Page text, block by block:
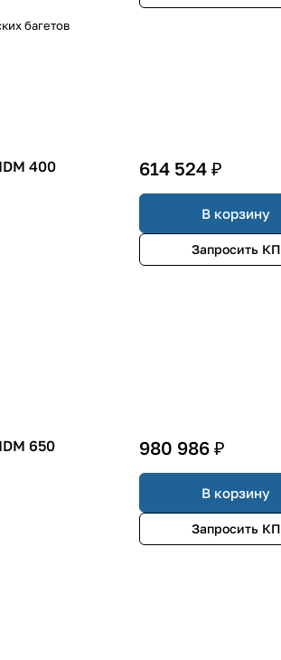
багетов
400 614 524 ₽
В корзину
Запросить КП
650 980 986 ₽
В корзину
Запросить КП